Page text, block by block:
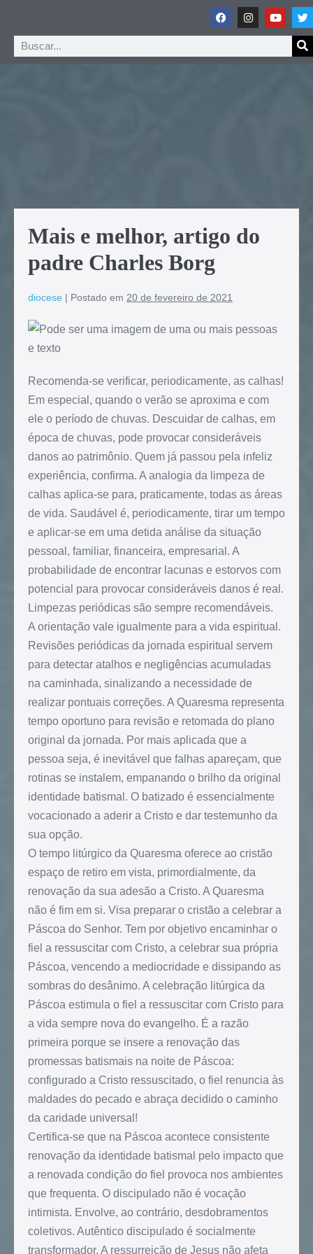
Mais e melhor, artigo do
padre Charles Borg
diocese | Postado em 20 de fevereiro de 2021
Recomenda-se verificar, periodicamente, as calhas!
Em especial, quando o verão se aproxima e com
ele o período de chuvas. Descuidar de calhas, em
época de chuvas, pode provocar consideráveis
danos ao patrimônio. Quem já passou pela infeliz
experiência, confirma. A analogia da limpeza de
calhas aplica-se para, praticamente, todas as áreas
de vida. Saudável é, periodicamente, tirar um tempo
e aplicar-se em uma detida análise da situação
pessoal, familiar, financeira, empresarial. A
probabilidade de encontrar lacunas e estorvos com
potencial para provocar consideráveis danos é real.
Limpezas periódicas são sempre recomendáveis.
A orientação vale igualmente para a vida espiritual.
Revisões periódicas da jornada espiritual servem
para detectar atalhos e negligências acumuladas
na caminhada, sinalizando a necessidade de
realizar pontuais correções. A Quaresma representa
tempo oportuno para revisão e retomada do plano
original da jornada. Por mais aplicada que a
pessoa seja, é inevitável que falhas apareçam, que
rotinas se instalem, empanando o brilho da original
identidade batismal. O batizado é essencialmente
vocacionado a aderir a Cristo e dar testemunho da
sua opção.
O tempo litúrgico da Quaresma oferece ao cristão
espaço de retiro em vista, primordialmente, da
renovação da sua adesão a Cristo. A Quaresma
não é fim em si. Visa preparar o cristão a celebrar a
Páscoa do Senhor. Tem por objetivo encaminhar o
fiel a ressuscitar com Cristo, a celebrar sua própria
Páscoa, vencendo a mediocridade e dissipando as
sombras do desânimo. A celebração litúrgica da
Páscoa estimula o fiel a ressuscitar com Cristo para
a vida sempre nova do evangelho. É a razão
primeira porque se insere a renovação das
promessas batismais na noite de Páscoa:
configurado a Cristo ressuscitado, o fiel renuncia às
maldades do pecado e abraça decidido o caminho
da caridade universal!
Certifica-se que na Páscoa acontece consistente
renovação da identidade batismal pelo impacto que
a renovada condição do fiel provoca nos ambientes
que frequenta. O discipulado não é vocação
intimista. Envolve, ao contrário, desdobramentos
coletivos. Autêntico discipulado é socialmente
transformador. A ressurreição de Jesus não afeta